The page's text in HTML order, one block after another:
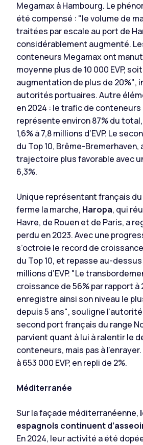
Megamax à Hambourg. Le
été compensé : "le volume de
traitées par escale au port de
considérablement augmenté.
conteneurs Megamax ont
moyenne plus de 10 000 EVP,
augmentation de plus de 20%",
autorités portuaires. Autre
en 2024 : le trafic de conteneurs
représente environ 87% du
1,6% à 7,8 millions d’EVP. Le
du Top 10, Brême-Bremerhaven,
trajectoire plus favorable avec
6,3%.
Unique représentant français du
ferme la marche, Haropa, qui
Havre, de Rouen et de Paris, a
perdu en 2023. Avec une
s’octroie le record de
du Top 10, et repasse au-
millions d’EVP. "Le
croissance de 56% par rapport à
enregistre ainsi son niveau le
depuis 5 ans", souligne
second port français du range
parvient quant à lui à ralentir le
conteneurs, mais pas à
à 653 000 EVP, en repli de 2%.
Méditerranée
Sur la façade méditerranéenne,
espagnols continuent
En 2024, leur activité a été